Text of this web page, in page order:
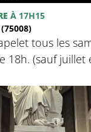
À 17H15
tous les
18h. (sauf juillet